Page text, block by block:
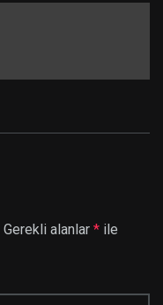
Gerekli alanlar * ile